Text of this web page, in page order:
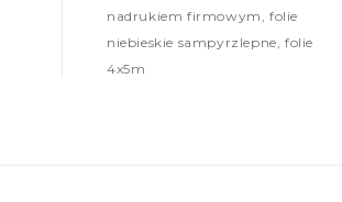
nadrukiem firmowym, folie
niebieskie sampyrzlepne, folie
4x5m